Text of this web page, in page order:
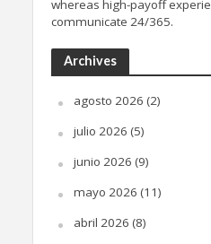
whereas high-payoff
communicate 24/365.
Archives
agosto 2026 (2)
julio 2026 (5)
junio 2026 (9)
mayo 2026 (11)
abril 2026 (8)